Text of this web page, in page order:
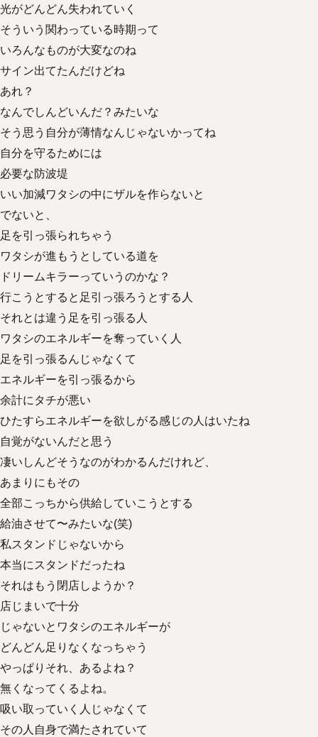
光がどんどん失われていく
そういう関わっている時期って
いろんなものが大変なのね
サイン出てたんだけどね
あれ？
なんでしんどいんだ？みたいな
そう思う自分が薄情なんじゃないかってね
自分を守るためには
必要な防波堤
いい加減ワタシの中にザルを作らないと
でないと、
足を引っ張られちゃう
ワタシが進もうとしている道を
ドリームキラーっていうのかな？
行こうとすると足引っ張ろうとする人
それとは違う足を引っ張る人
ワタシのエネルギーを奪っていく人
足を引っ張るんじゃなくて
エネルギーを引っ張るから
余計にタチが悪い
ひたすらエネルギーを欲しがる感じの人はいたね
自覚がないんだと思う
凄いしんどそうなのがわかるんだけれど、
あまりにもその
全部こっちから供給していこうとする
給油させて〜みたいな(笑)
私スタンドじゃないから
本当にスタンドだったね
それはもう閉店しようか？
店じまいで十分
じゃないとワタシのエネルギーが
どんどん足りなくなっちゃう
やっぱりそれ、あるよね？
無くなってくるよね。
吸い取っていく人じゃなくて
その人自身で満たされていて